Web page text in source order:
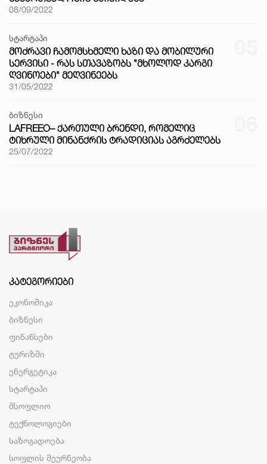
08/09/2022
სტარტაპი
ᲛᲝᲫᲠᲐᲕᲘ ᲩᲐᲛᲝᲛᲡᲮᲛᲔᲚᲘ ᲮᲐᲖᲘ ᲓᲐ ᲛᲝᲑᲘᲚᲣᲠᲘ
ᲡᲔᲠᲕᲘᲡᲘ - ᲠᲐᲡ ᲡᲗᲐᲕᲐᲖᲝᲑᲡ "ᲛᲮᲝᲚᲝᲓ ᲙᲐᲠᲒᲘ
ᲦᲕᲘᲜᲝᲔᲑᲘ" ᲛᲔᲦᲕᲘᲜᲔᲔᲑᲡ
31/05/2022
ბიზნესი
LAFREEO– ᲥᲐᲠᲗᲣᲚᲘ ᲑᲠᲔᲜᲓᲘ, ᲠᲝᲛᲔᲚᲘᲪ
ᲢᲘᲮᲠᲣᲚᲘ ᲛᲘᲜᲐᲜᲥᲠᲘᲡ ᲢᲠᲐᲓᲘᲪᲘᲐᲡ ᲐᲒᲠᲫᲔᲚᲔᲑᲡ
25/07/2022
ᲙᲐᲢᲔᲒᲝᲠᲘᲔᲑᲘ
ეკონომიკა
ბიზნესი
ფინანსები
ტურიზმი
ენერგეტიკა
სტარტაპი
მსოფლიო
ტექნოლოგიები
საზოგადოება
სოფლის მეურნეობა